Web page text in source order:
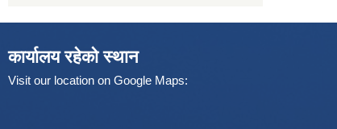
कार्यालय रहेको स्थान
Visit our location on Google Maps: